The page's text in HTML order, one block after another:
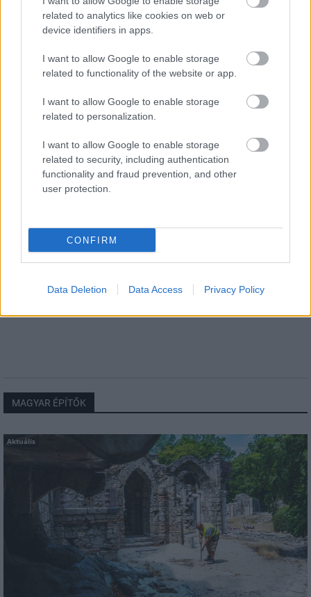
related to analytics like cookies on web or
device identifiers in apps.
I want to allow Google to enable storage
related to functionality of the website or app.
I want to allow Google to enable storage
related to personalization.
I want to allow Google to enable storage
related to security, including authentication
functionality and fraud prevention, and other
user protection.
CONFIRM
Data Deletion Data Access Privacy Policy
Kecskeméten is szakirányú továbbképzésekkel erősít a
Országos hírek
A lakosságra is fontos szerep hárul a szúnyoginvázió
elkerülésében
MAGYAR ÉPÍTŐK
Aktuális